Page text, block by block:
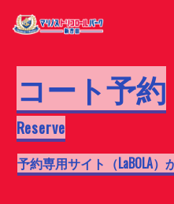
コート予約
Reserve
予約専用サイト（LaBOLA）